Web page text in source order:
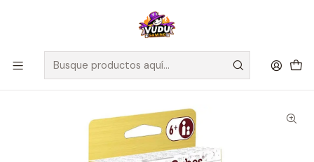
🚀 ¡Despachamos a todo Chile! Envío GRATIS a Regiones sobre
$100.000 y a RM sobre $35.000
Inicio Juegos de Mesa Familiares
Story Cubes Harry Potter - Blister Eco